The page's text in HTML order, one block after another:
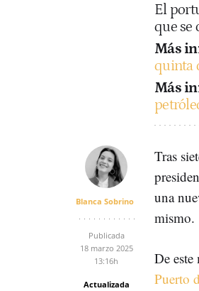
El
que se
Más
quinta
Más
Blanca Sobrino
Publicada
18 marzo 2025
13:16h
Actualizada
Tras
una
mismo.
De
Puerto